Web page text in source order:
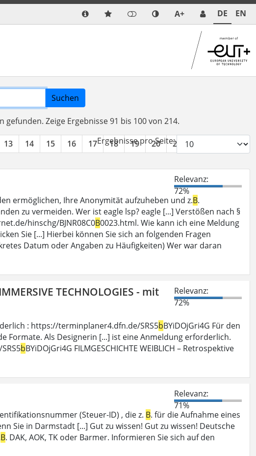
A+ DE EN
Suchen
gefunden. Zeige Ergebnisse 91 bis 100 von 214.
13 14 15 16 17 18 19 20 21
Ergebnisse pro Seite:
Relevanz:
72%
ermöglichen, Ihre Anonymität aufzuheben und z.B.
zu vermeiden. Wer ist eagle lsp? eagle [...] Verstößen nach §
hinschg/BJNR08C0B0023.html. Wie kann ich eine Meldung
Sie [...] Hierbei können Sie sich an folgenden Fragen
Datum oder Angaben zu Häufigkeiten) Wer war daran
TECHNOLOGIES - mit
Relevanz:
72%
: https://terminplaner4.dfn.de/SRS5bBYiDOjGri4G Für den
Als Designerin [...] ist eine Anmeldung erforderlich.
bBYiDOjGri4G FILMGESCHICHTE WEIBLICH – Retrospektive
Relevanz:
71%
(Steuer-ID) , die z. B. für die Aufnahme eines
Sie in Darmstadt [...] Gut zu wissen! Gut zu wissen! Deutsche
B. DAK, AOK, TK oder Barmer. Informieren Sie sich auf den